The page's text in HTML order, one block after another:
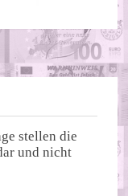
stellen die
und nicht